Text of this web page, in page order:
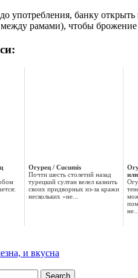
употребления, банку
рамами), чтобы
Огурец / Cucumis
Почти шесть столетий назад
турецкий султан велел казнить
своих придворных из-за кражи
нескольких «не...
не...
и вкусна